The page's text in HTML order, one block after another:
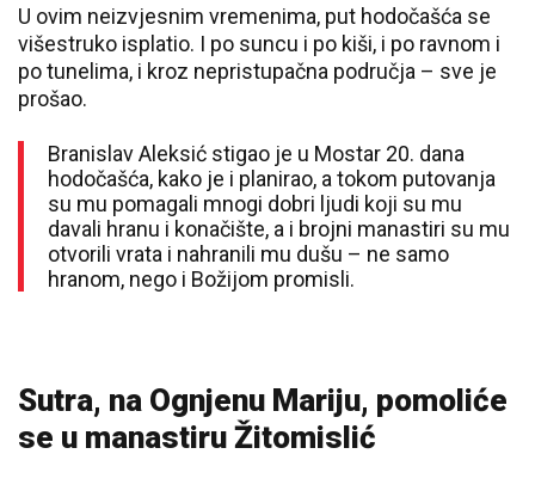
U ovim neizvjesnim vremenima, put hodočašća se
višestruko isplatio. I po suncu i po kiši, i po ravnom i
po tunelima, i kroz nepristupačna područja – sve je
prošao.
Branislav Aleksić stigao je u Mostar 20. dana
hodočašća, kako je i planirao, a tokom putovanja
su mu pomagali mnogi dobri ljudi koji su mu
davali hranu i konačište, a i brojni manastiri su mu
otvorili vrata i nahranili mu dušu – ne samo
hranom, nego i Božijom promisli.
Sutra, na Ognjenu Mariju, pomoliće
se u manastiru Žitomislić